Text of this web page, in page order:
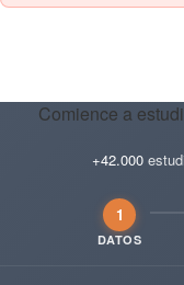
Comience a
+42.000
1
DATOS